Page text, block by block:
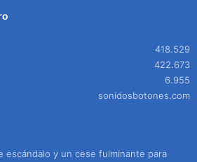
418.529
422.673
6.955
sonidosbotones.com
escándalo y un cese fulminante para